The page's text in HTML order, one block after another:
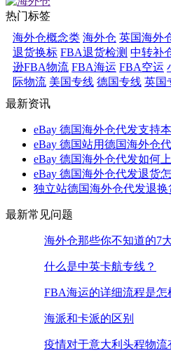
热门标签
海外仓概念类 海外仓 英国海外
退货换标 FBA退货检测 中转补
逊FBA物流 FBA海运 FBA空运
际物流 美国专线 德国专线 英国
最新资讯
eBay 德国海外仓代发支持
eBay 德国站用德国海外仓
eBay 德国海外仓代发如何
eBay 德国海外仓代发退货
独立站德国海外仓代发退换
最新常见问题
海外仓那些你不知道的7
什么是中英卡航专线？
FBA海运的详细流程是怎
海派和卡派的区别
疫情对于意大利头程物流